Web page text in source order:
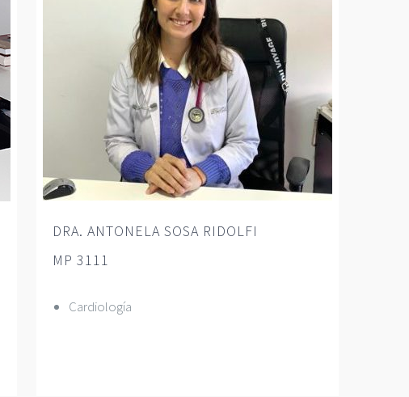
DRA. ANTONELA SOSA RIDOLFI
MP 3111
Cardiología